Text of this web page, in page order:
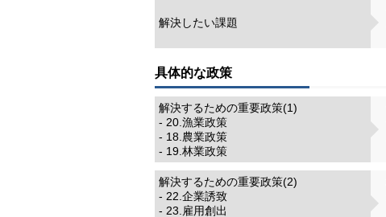
解決したい課題
具体的な政策
解決するための重要政策(1)
- 20.漁業政策
- 18.農業政策
- 19.林業政策
解決するための重要政策(2)
- 22.企業誘致
- 23.雇用創出